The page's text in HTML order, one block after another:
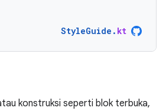
StyleGuide . kt
konstruksi seperti blok terbuka,